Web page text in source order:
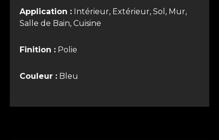
Application : Intérieur, Extérieur, Sol, Mur,
Salle de Bain, Cuisine
Finition : Polie
Couleur : Bleu